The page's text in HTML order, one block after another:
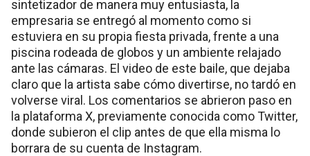
sintetizador de manera muy entusiasta, la
empresaria se entregó al momento como si
estuviera en su propia fiesta privada, frente a una
piscina rodeada de globos y un ambiente relajado
ante las cámaras. El video de este baile, que dejaba
claro que la artista sabe cómo divertirse, no tardó en
volverse viral. Los comentarios se abrieron paso en
la plataforma X, previamente conocida como Twitter,
donde subieron el clip antes de que ella misma lo
borrara de su cuenta de Instagram.